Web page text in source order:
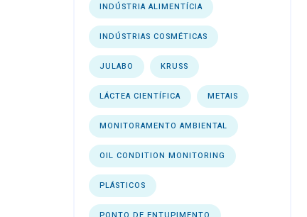
INDÚSTRIA ALIMENTÍCIA
INDÚSTRIAS COSMÉTICAS
JULABO KRUSS
LÁCTEA CIENTÍFICA METAIS
MONITORAMENTO AMBIENTAL
OIL CONDITION MONITORING
PLÁSTICOS